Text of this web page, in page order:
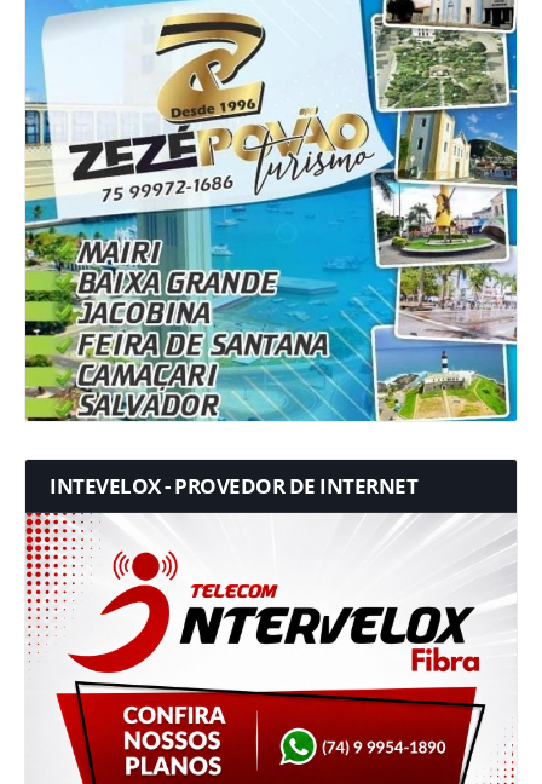
INTEVELOX - PROVEDOR DE INTERNET